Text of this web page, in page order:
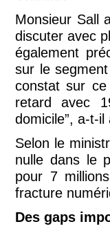
Monsieur Sall
discuter avec
également
sur le
constat sur
retard avec
domicile”, a-t-
Selon le
nulle dans le
pour 7
fracture
Des gaps